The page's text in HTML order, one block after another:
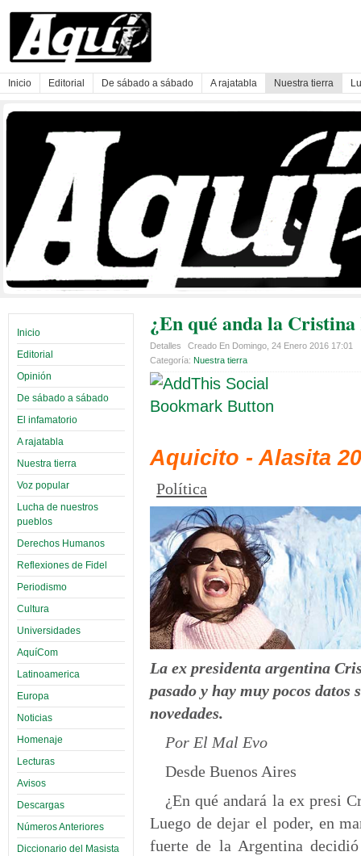
Inicio Editorial De sábado a sábado A rajatabla Nuestra tierra
Inicio
Editorial
Opinión
De sábado a sábado
El infamatorio
A rajatabla
Nuestra tierra
Voz popular
Lucha de nuestros
pueblos
Derechos Humanos
Reflexiones de Fidel
Periodismo
Cultura
Universidades
AquíCom
Latinoamerica
Europa
Noticias
Homenaje
Lecturas
Avisos
Descargas
Números Anteriores
Diccionario del Masista
¿En qué anda la
Detalles
Creado En Domingo, 24 Enero 2016 17:01
Categoría: Nuestra tierra
Aquicito - Alasita
Política
La ex presidenta argentina
pasado y hay muy pocos
novedades.
Por El Mal Evo
Desde Buenos Aires
¿En qué andará la ex presi
Luego de dejar el poder, en
fuerte de la Argentina